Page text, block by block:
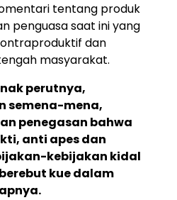
tentang produk
penguasa saat ini yang
dan
masyarakat.
perutnya,
semena-mena,
penegasan bahwa
anti apes dan
kebijakan kidal
kue dalam